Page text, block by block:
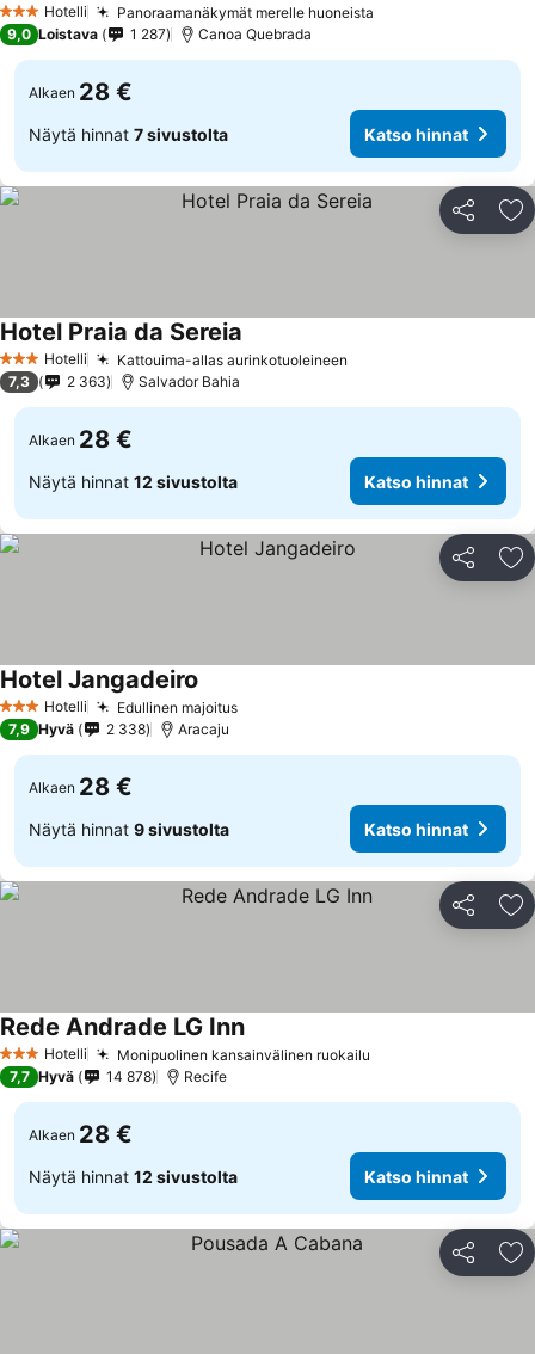
3 Tähtiluokitus
Hotelli Panoraamanäkymät merelle huoneista
9,0 Loistava 1 287 Canoa Quebrada
Alkaen 28 €
Näytä hinnat 7 sivustolta Katso hinnat
Jaa
3 Tähtiluokitus
Hotelli Kattouima-allas aurinkotuoleineen
Hotel Praia da Sereia
7,3 2 363 Salvador Bahia
Alkaen 28 €
Näytä hinnat 12 sivustolta Katso hinnat
Jaa
3 Tähtiluokitus
Hotelli Edullinen majoitus
Hotel Jangadeiro
7,9 Hyvä 2 338 Aracaju
Alkaen 28 €
Näytä hinnat 9 sivustolta Katso hinnat
Jaa
3 Tähtiluokitus
Hotelli Monipuolinen kansainvälinen ruokailu
Rede Andrade LG Inn
7,7 Hyvä 14 878 Recife
Alkaen 28 €
Näytä hinnat 12 sivustolta Katso hinnat
Jaa